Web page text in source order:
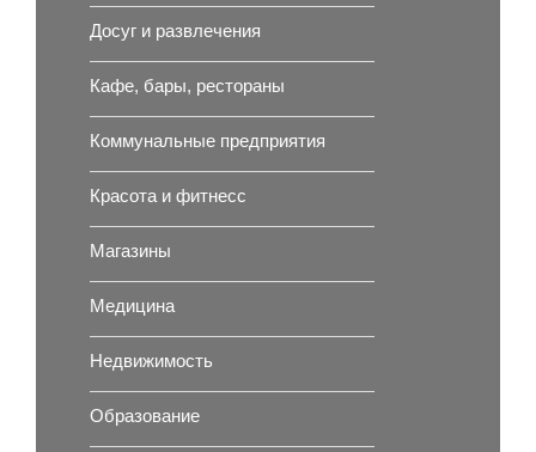
Досуг и развлечения
Кафе, бары, рестораны
Коммунальные предприятия
Красота и фитнесс
Магазины
Медицина
Недвижимость
Образование